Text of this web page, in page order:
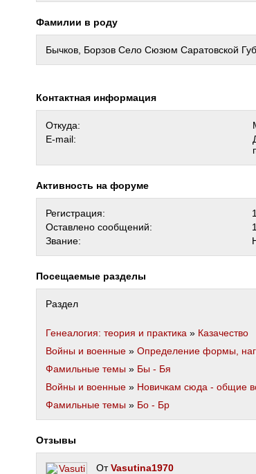
Фамилии в роду
Бычков, Борзов Село Сюзюм Саратовской
Контактная информация
Откуда:
E-mail:
Активность на форуме
Регистрация:
Оставлено сообщений:
Звание:
Посещаемые разделы
Раздел
Генеалогия: теория и практика » Казачество
Войны и военные » Определение формы,
Фамильные темы » Бы - Бя
Войны и военные » Новичкам сюда - общие
Фамильные темы » Бо - Бр
Отзывы
ОтVasutina1970